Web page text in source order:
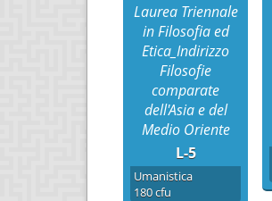
Laurea Triennale
in Filosofia ed
Etica_Indirizzo
Filosofie
comparate
dell'Asia e del
Medio Oriente
L-5
Umanistica
180 cfu